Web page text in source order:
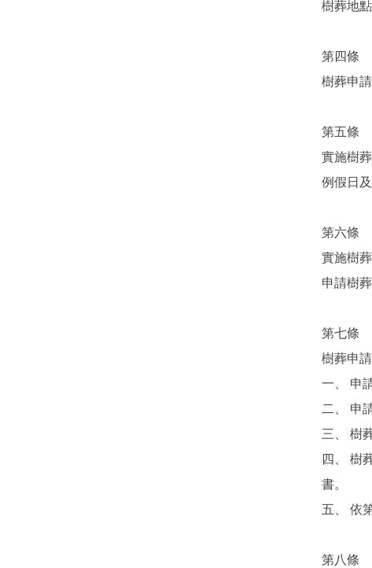
樹葬地
第四條
樹葬申
第五條
實施樹
例假日
第六條
實施樹
申請樹
第七條
樹葬申
一、 申
二、 申
三、 樹
四、 樹
書。
五、 依
第八條